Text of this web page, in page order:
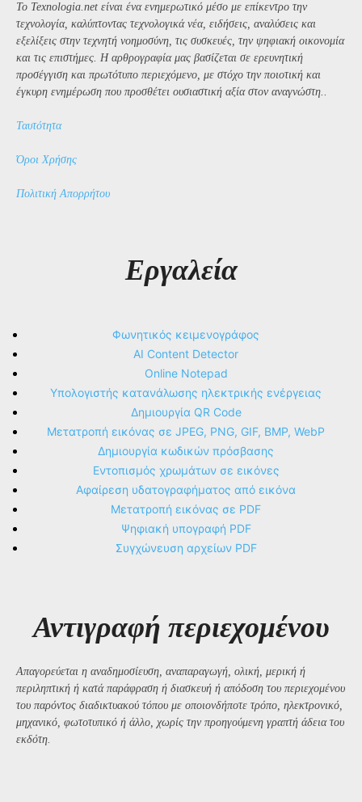
Το Texnologia.net είναι ένα ενημερωτικό μέσο με επίκεντρο την
τεχνολογία, καλύπτοντας τεχνολογικά νέα, ειδήσεις, αναλύσεις και
εξελίξεις στην τεχνητή νοημοσύνη, τις συσκευές, την ψηφιακή οικονομία
και τις επιστήμες. Η αρθρογραφία μας βασίζεται σε ερευνητική
προσέγγιση και πρωτότυπο περιεχόμενο, με στόχο την ποιοτική και
έγκυρη ενημέρωση που προσθέτει ουσιαστική αξία στον αναγνώστη..
Ταυτότητα
Όροι Χρήσης
Πολιτική Απορρήτου
Εργαλεία
Φωνητικός κειμενογράφος
AI Content Detector
Online Notepad
Υπολογιστής κατανάλωσης ηλεκτρικής ενέργειας
Δημιουργία QR Code
Μετατροπή εικόνας σε JPEG, PNG, GIF, BMP, WebP
Δημιουργία κωδικών πρόσβασης
Εντοπισμός χρωμάτων σε εικόνες
Αφαίρεση υδατογραφήματος από εικόνα
Μετατροπή εικόνας σε PDF
Ψηφιακή υπογραφή PDF
Συγχώνευση αρχείων PDF
Αντιγραφή περιεχομένου
Απαγορεύεται η αναδημοσίευση, αναπαραγωγή, ολική, μερική ή
περιληπτική ή κατά παράφραση ή διασκευή ή απόδοση του περιεχομένου
του παρόντος διαδικτυακού τόπου με οποιονδήποτε τρόπο, ηλεκτρονικό,
μηχανικό, φωτοτυπικό ή άλλο, χωρίς την προηγούμενη γραπτή άδεια του
εκδότη.